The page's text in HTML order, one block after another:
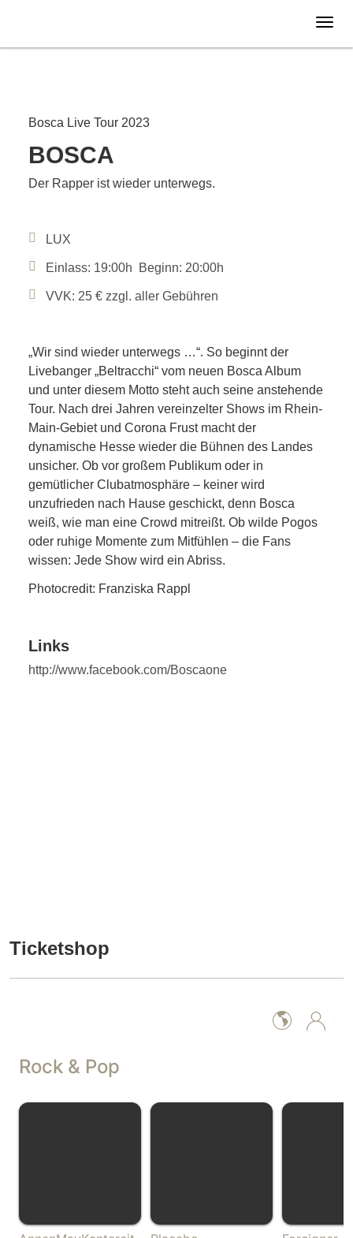
09.09.
Bosca Live Tour 2023
BOSCA
Der Rapper ist wieder unterwegs.
LUX
Einlass: 19:00h Beginn: 20:00h
VVK: 25 € zzgl. aller Gebühren
„Wir sind wieder unterwegs …“. So beginnt der
Livebanger „Beltracchi“ vom neuen Bosca Album
und unter diesem Motto steht auch seine anstehende
Tour. Nach drei Jahren vereinzelter Shows im Rhein-
Main-Gebiet und Corona Frust macht der
dynamische Hesse wieder die Bühnen des Landes
unsicher. Ob vor großem Publikum oder in
gemütlicher Clubatmosphäre – keiner wird
unzufrieden nach Hause geschickt, denn Bosca
weiß, wie man eine Crowd mitreißt. Ob wilde Pogos
oder ruhige Momente zum Mitfühlen – die Fans
wissen: Jede Show wird ein Abriss.
Photocredit: Franziska Rappl
Links
http://www.facebook.com/Boscaone
Ticketshop